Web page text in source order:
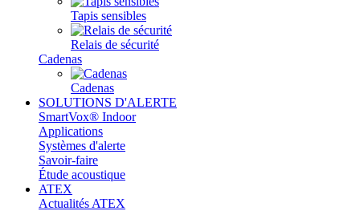
Tapis sensibles
Relais de sécurité
Cadenas
Cadenas
SOLUTIONS D'ALERTE
SmartVox® Indoor
Applications
Systèmes d'alerte
Savoir-faire
Étude acoustique
ATEX
Actualités ATEX